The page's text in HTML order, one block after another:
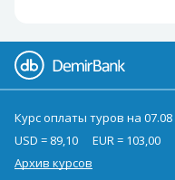
Курс оплаты туров на 07.08
USD = 89,10
EUR = 103,00
Архив курсов